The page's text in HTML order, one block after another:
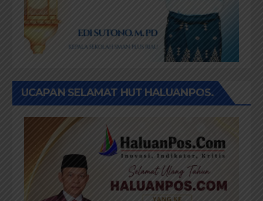
UCAPAN SELAMAT HUT HALUANPOS.